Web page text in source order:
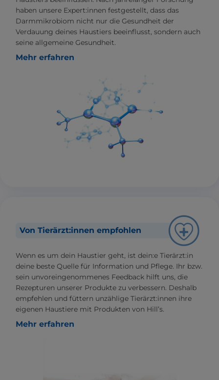
haben unsere Expert:innen festgestellt, dass das
Darmmikrobiom nicht nur die Gesundheit der
Verdauung deines Haustiers beeinflusst, sondern auch
seine allgemeine Gesundheit.
Mehr erfahren
Von Tierärzt:innen empfohlen
Wenn es um dein Haustier geht, ist dein:e Tierärzt:in
deine beste Quelle für Information und Pflege. Ihr bzw.
sein unvoreingenommenes Feedback hilft uns, die
Rezepturen unserer Produkte zu verbessern. Deshalb
empfehlen und füttern unzählige Tierärzt:innen ihre
eigenen Haustiere mit Produkten von Hill’s.
Mehr erfahren